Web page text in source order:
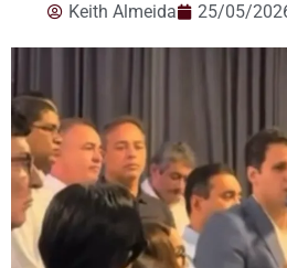
Keith Almeida 25/05/